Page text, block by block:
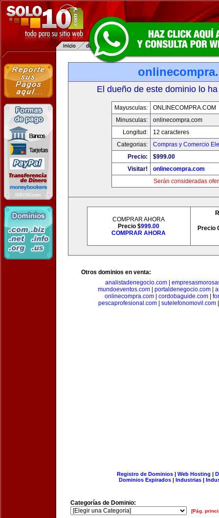
El dueño de este dominio lo
Mayusculas:
ONLINECOMPRA.COM
Minusculas:
onlinecompra.com
Longitud:
12 caracteres
Categorias:
Compras y Comercio
Precio:
$999.00
Visitar!
onlinecompra.com
Serán consideradas
COMPRAR AHORA
Precio $999.00
COMPRAR AHORA
Precio
Otros dominios en venta:
analistadenegocio.com
mundoeventos.com| portaldenegocio.com|
onlinecompra.com| cordobaguide.com|
pescaprofesional.com| sutelefonomovil.com
Registro de Dominios| Web Hosting |
Dominios Expirados | Industrias |
Categorías de Dominio:
[Pág.